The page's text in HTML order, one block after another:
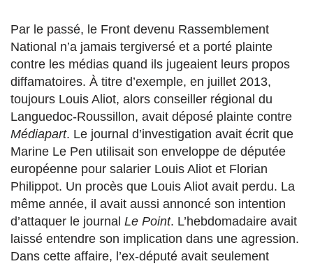
Par le passé, le Front devenu Rassemblement
National n’a jamais tergiversé et a porté plainte
contre les médias quand ils jugeaient leurs propos
diffamatoires. À titre d’exemple, en juillet 2013,
toujours Louis Aliot, alors conseiller régional du
Languedoc-Roussillon, avait déposé plainte contre
Médiapart. Le journal d’investigation avait écrit que
Marine Le Pen utilisait son enveloppe de députée
européenne pour salarier Louis Aliot et Florian
Philippot. Un procès que Louis Aliot avait perdu. La
même année, il avait aussi annoncé son intention
d’attaquer le journal Le Point. L’hebdomadaire avait
laissé entendre son implication dans une agression.
Dans cette affaire, l’ex-député avait seulement